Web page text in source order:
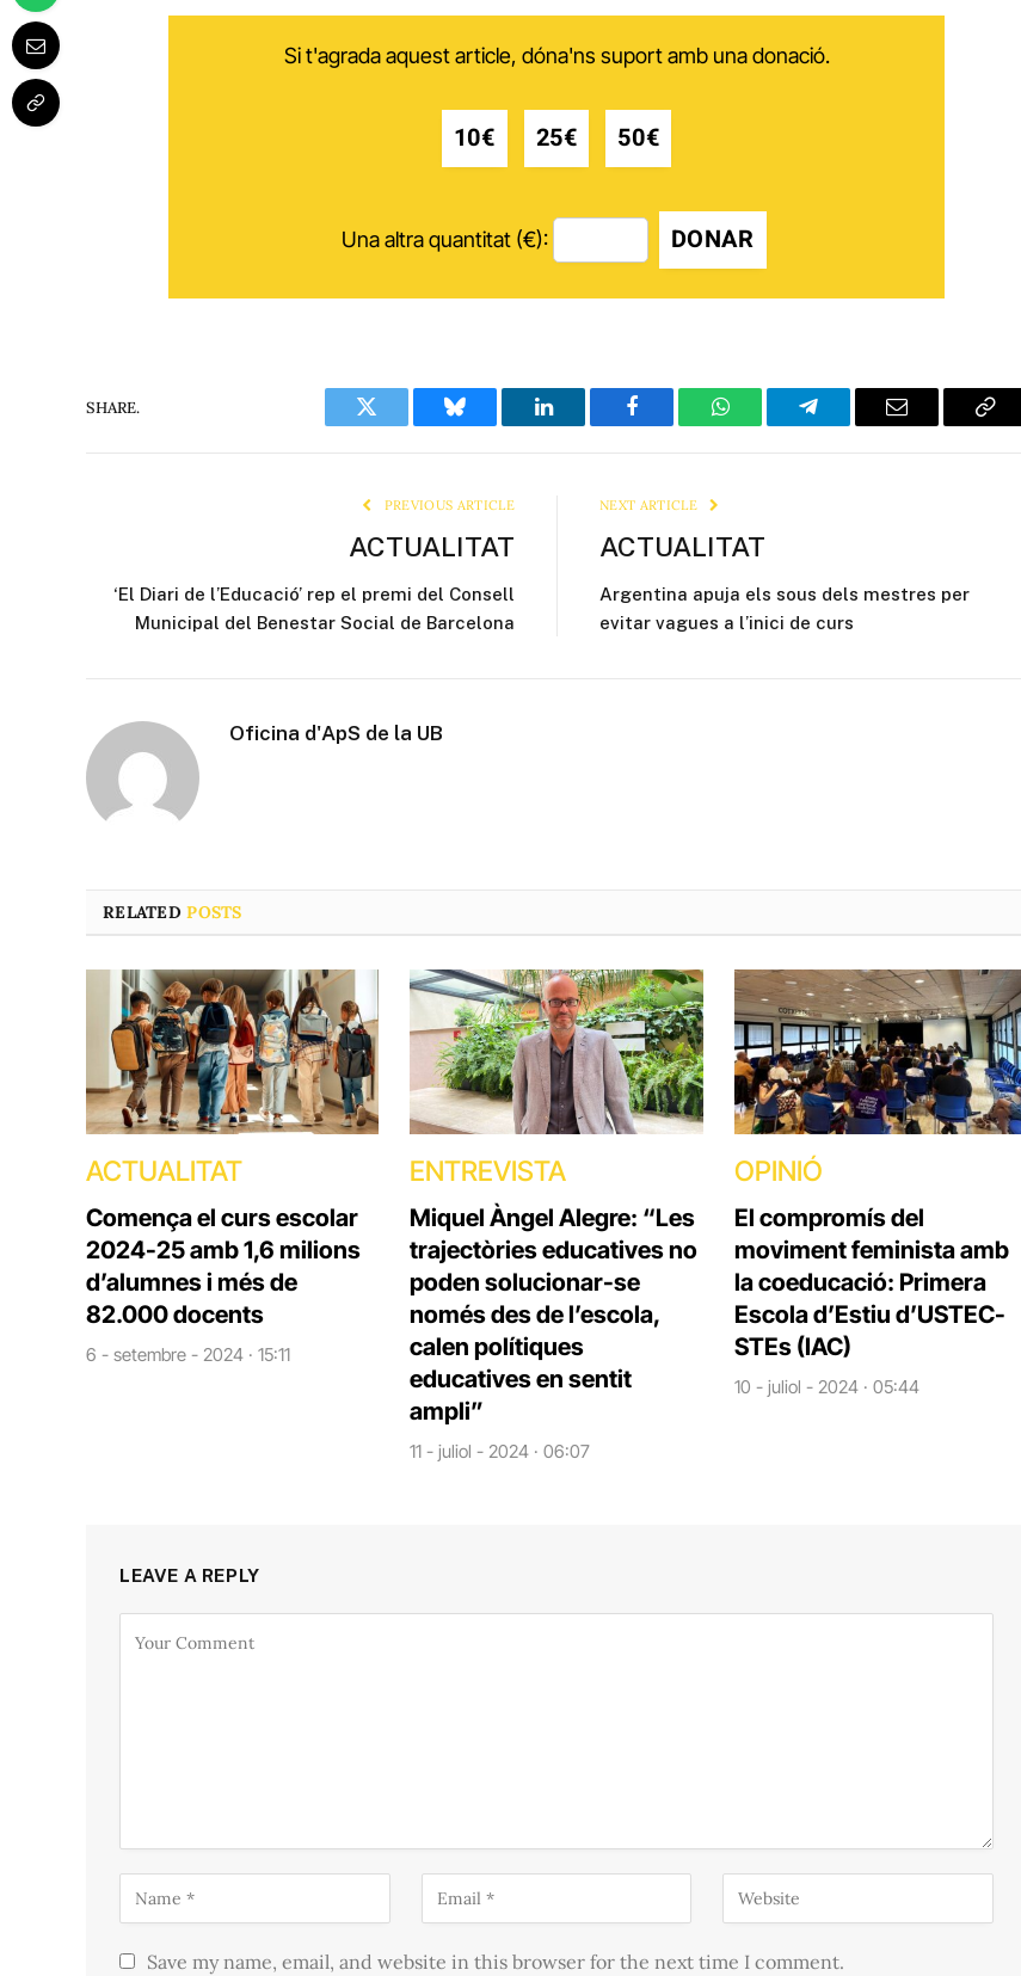
Si t'agrada aquest article, dóna'ns suport amb una donació.
10€ 25€ 50€
Una altra quantitat (€): DONAR
SHARE.
Twitter Bluesky LinkedIn Facebook WhatsAppTelegram Email
PREVIOUS ARTICLE
ACTUALITAT
‘El Diari de l’Educació’ rep el premi del Consell
Municipal del Benestar Social de Barcelona
NEXT ARTICLE
ACTUALITAT
Argentina apuja els sous dels mestres per
evitar vagues a l’inici de curs
Oficina d'ApS de la UB
RELATEDPOSTS
ACTUALITAT
Comença el curs escolar
2024-25 amb 1,6 milions
d’alumnes i més de
82.000 docents
6 - setembre - 2024 · 15:11
ENTREVISTA
Miquel Àngel Alegre: “Les
trajectòries educatives no
poden solucionar-se
només des de l’escola,
calen polítiques
educatives en sentit
ampli”
11 - juliol - 2024 · 06:07
OPINIÓ
El compromís del
moviment feminista amb
la coeducació: Primera
Escola d’Estiu d’USTEC-
STEs (IAC)
10 - juliol - 2024 · 05:44
LEAVE A REPLY
Save my name, email, and website in this browser for the next time I comment.